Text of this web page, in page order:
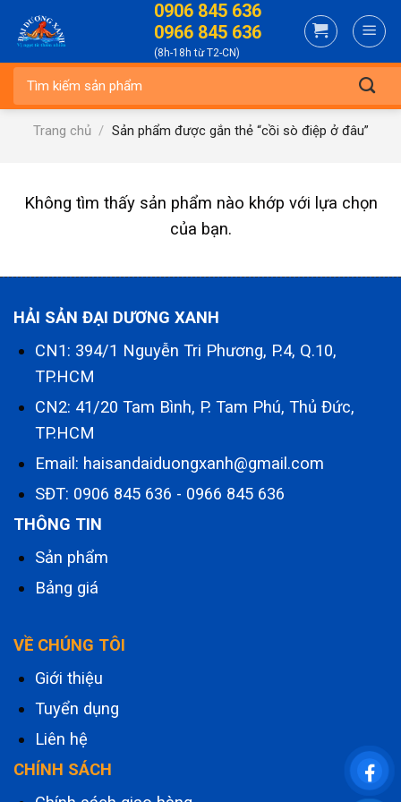
content
0906 845 636
0966 845 636
(8h-18h từ T2-CN)
Trang chủ / Sản phẩm được gắn thẻ “cồi sò điệp ở đâu”
Không tìm thấy sản phẩm nào khớp với lựa chọn
của bạn.
HẢI SẢN ĐẠI DƯƠNG XANH
CN1: 394/1 Nguyễn Tri Phương, P.4, Q.10,
TP.HCM
CN2: 41/20 Tam Bình, P. Tam Phú, Thủ Đức,
TP.HCM
Email: haisandaiduongxanh@gmail.com
SĐT: 0906 845 636 - 0966 845 636
THÔNG TIN
Sản phẩm
Bảng giá
VỀ CHÚNG TÔI
Giới thiệu
Tuyển dụng
Liên hệ
CHÍNH SÁCH